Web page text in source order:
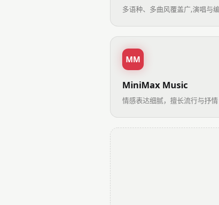
多语种、多曲风覆盖广,演唱与
MM
MiniMax Music
情感表达细腻，擅长流行与抒